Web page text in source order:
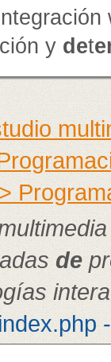
ción y det
de